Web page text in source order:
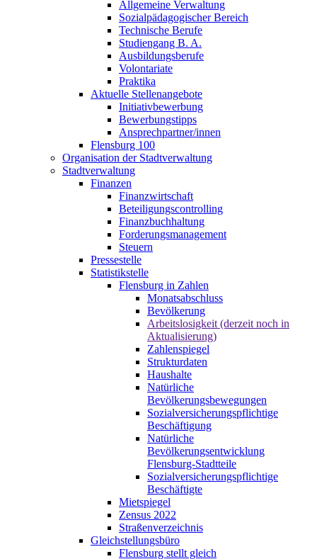
Allgemeine Verwaltung
Sozialpädagogischer Bereich
Technische Berufe
Studiengang B. A.
Ausbildungsberufe
Volontariate
Praktika
Aktuelle Stellenangebote
Initiativbewerbung
Bewerbungstipps
Ansprechpartner/innen
Flensburg 100
Organisation der Stadtverwaltung
Stadtverwaltung
Finanzen
Finanzwirtschaft
Beteiligungscontrolling
Finanzbuchhaltung
Forderungsmanagement
Steuern
Pressestelle
Statistikstelle
Flensburg in Zahlen
Monatsabschluss
Bevölkerung
Arbeitslosigkeit (derzeit noch in
Aktualisierung)
Zahlenspiegel
Strukturdaten
Haushalte
Natürliche
Bevölkerungsbewegungen
Sozialversicherungspflichtige
Beschäftigung
Natürliche
Bevölkerungsentwicklung
Flensburg-Stadtteile
Sozialversicherungspflichtige
Beschäftigte
Mietspiegel
Zensus 2022
Straßenverzeichnis
Gleichstellungsbüro
Flensburg stellt gleich